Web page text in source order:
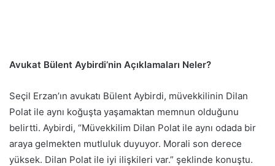
Avukat Bülent Aybirdi’nin Açıklamaları Neler?
Seçil Erzan’ın avukatı Bülent Aybirdi, müvekkilinin Dilan
Polat ile aynı koğuşta yaşamaktan memnun olduğunu
belirtti. Aybirdi, “Müvekkilim Dilan Polat ile aynı odada bir
araya gelmekten mutluluk duyuyor. Morali son derece
yüksek. Dilan Polat ile iyi ilişkileri var.” şeklinde konuştu.